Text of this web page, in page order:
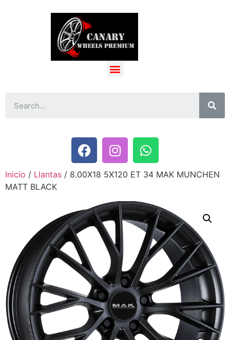
Inicio / Llantas / 8.00X18 5X120 ET 34 MAK MUNCHEN
MATT BLACK